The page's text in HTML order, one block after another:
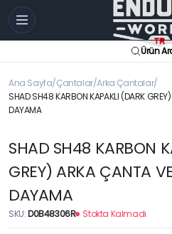
Ürün
Ana Sayfa Çantalar Arka Çantalar
SHAD SH48 KARBON KAPAKLI (DARK
DAYAMA
SHAD SH48 KARBON
GREY) ARKA ÇANTA
DAYAMA
SKU:D0B48306R Stokta Kalmadı